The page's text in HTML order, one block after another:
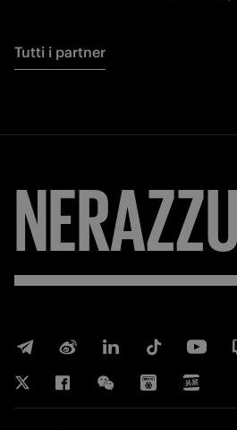
Tutti i partner